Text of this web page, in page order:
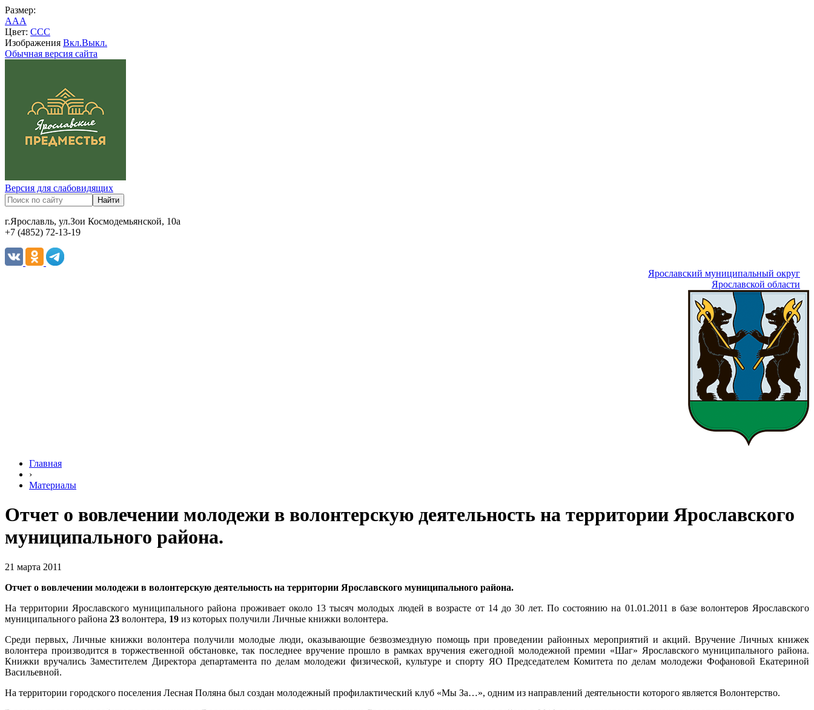
Размер:
AAA
Цвет: CCC
Изображения Вкл.Выкл.
Обычная версия сайта
Версия для слабовидящих
г.Ярославль, ул.Зои Космодемьянской, 10а
+7 (4852) 72-13-19
Ярославский муниципальный округ
Ярославской области
Главная
›
Материалы
Отчет о вовлечении молодежи в волонтерскую деятельность на территории Ярославского
муниципального района.
21 марта 2011
Отчет о вовлечении молодежи в волонтерскую деятельность на территории Ярославского муниципального района.
На территории Ярославского муниципального района проживает около 13 тысяч молодых людей в возрасте от 14 до 30 лет. По состоянию на 01.01.2011 в базе волонтеров Ярославского
муниципального района 23 волонтера, 19 из которых получили Личные книжки волонтера.
Среди первых, Личные книжки волонтера получили молодые люди, оказывающие безвозмездную помощь при проведении районных мероприятий и акций. Вручение Личных книжек
волонтера производится в торжественной обстановке, так последнее вручение прошло в рамках вручения ежегодной молодежной премии «Шаг» Ярославского муниципального района.
Книжки вручались Заместителем Директора департамента по делам молодежи физической, культуре и спорту ЯО Председателем Комитета по делам молодежи Фофановой Екатериной
Васильевной.
На территории городского поселения Лесная Поляна был создан молодежный профилактический клуб «Мы За…», одним из направлений деятельности которого является Волонтерство.